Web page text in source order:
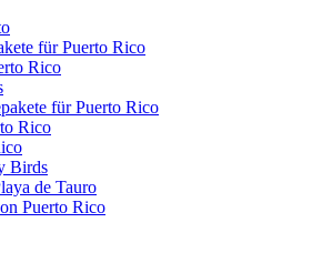
für Puerto Rico
Rico
für Puerto Rico
Rico
Birds
de Tauro
Puerto Rico